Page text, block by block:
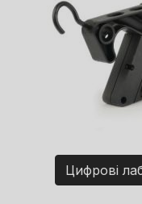
Цифрові